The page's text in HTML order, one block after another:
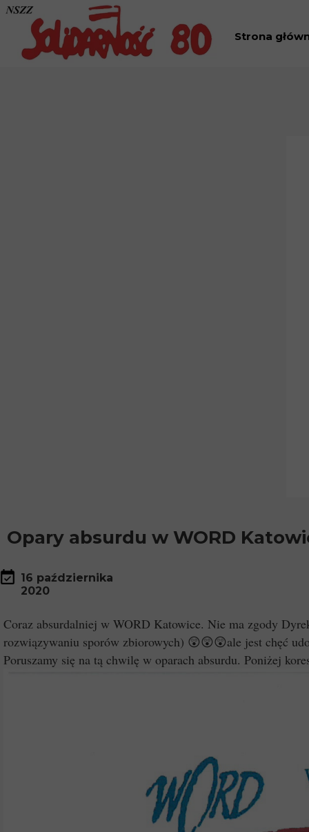
16 października
2020
Coraz absurdalniej w WORD Katowice. Nie ma zgody
rozwiązywaniu sporów zbiorowych) 😲😲😲ale jest chęć
Poruszamy się na tą chwilę w oparach absurdu. Poniżej
Opary absurdu w WORD
Strona